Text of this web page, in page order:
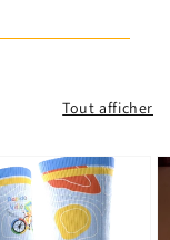
Tout afficher